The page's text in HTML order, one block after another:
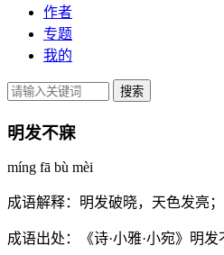
作者
专题
我的
明发不寐
míng fā bù mèi
成语解释： 明发破晓，天色发亮
成语出处： 《诗·小雅·小宛》明